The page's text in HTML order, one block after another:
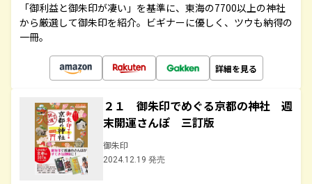
「御利益と御朱印が凄い」を基準に、東海の7700以上の神社
から厳選して御朱印を紹介。ビギナーに優しく、ツウも納得の
一冊。
詳細を見る
２１ 御朱印でめぐる京都の神社 週
末開運さんぽ 三訂版
御朱印
2024.12.19 発売